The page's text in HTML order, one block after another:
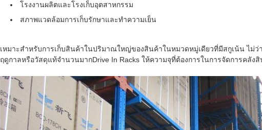
โรงงานผลิตและโรงเก็บอุตสาหกรรม
สภาพแวดล้อมการเก็บรักษาและทําความเย็น
เหมาะสําหรับการเก็บสินค้าในปริมาณใหญ่ของสินค้าในหมวดหมู่เดียวที่มีสกูเน้น ไม่
ฤดูกาลหรือวัสดุแท้จํานวนมากDrive In Racks ให้ความจุที่ต้องการในการจัดการคลัง